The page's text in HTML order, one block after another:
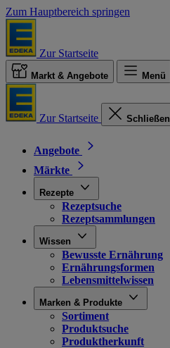
Zum Hauptbereich springen
Zur Startseite
Markt & Angebote Menü
Zur Startseite Schließen
Angebote
Märkte
Rezepte
Rezeptsuche
Rezeptsammlungen
Wissen
Bewusste Ernährung
Ernährungsformen
Lebensmittelwissen
Marken & Produkte
Sortiment
Produktsuche
Produktherkunft